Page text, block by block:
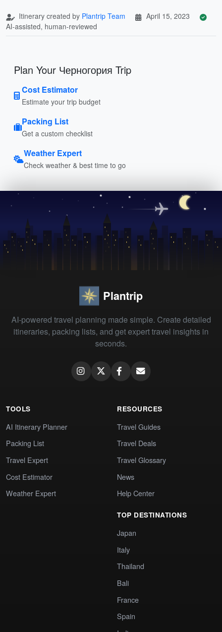
Itinerary created by Plantrip Team
April 15, 2023
AI-assisted, human-reviewed
Plan Your Черногория Trip
Cost Estimator
Estimate your trip budget
Packing List
Get a custom checklist
Weather Expert
Check weather & best time to go
Plantrip
AI-powered travel planning made simple. Create detailed
itineraries, packing lists, and get expert travel insights in
seconds.
TOOLS
AI Itinerary Planner
Packing List
Travel Expert
Cost Estimator
Weather Expert
RESOURCES
Travel Guides
Travel Deals
Travel Glossary
News
Help Center
TOP DESTINATIONS
Japan
Italy
Thailand
Bali
France
Spain